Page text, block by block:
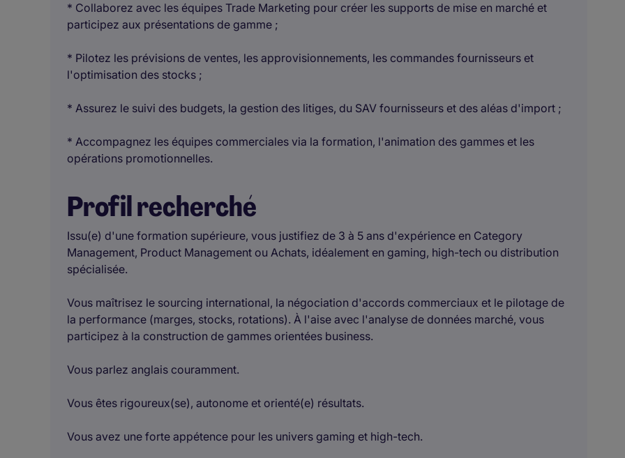
* Collaborez avec les équipes Trade Marketing pour créer les supports de mise en marché et
participez aux présentations de gamme ;
* Pilotez les prévisions de ventes, les approvisionnements, les commandes fournisseurs et
l'optimisation des stocks ;
* Assurez le suivi des budgets, la gestion des litiges, du SAV fournisseurs et des aléas d'import ;
* Accompagnez les équipes commerciales via la formation, l'animation des gammes et les
opérations promotionnelles.
Profil recherché
Issu(e) d'une formation supérieure, vous justifiez de 3 à 5 ans d'expérience en Category
Management, Product Management ou Achats, idéalement en gaming, high-tech ou distribution
spécialisée.
Vous maîtrisez le sourcing international, la négociation d'accords commerciaux et le pilotage de
la performance (marges, stocks, rotations). À l'aise avec l'analyse de données marché, vous
participez à la construction de gammes orientées business.
Vous parlez anglais couramment.
Vous êtes rigoureux(se), autonome et orienté(e) résultats.
Vous avez une forte appétence pour les univers gaming et high-tech.